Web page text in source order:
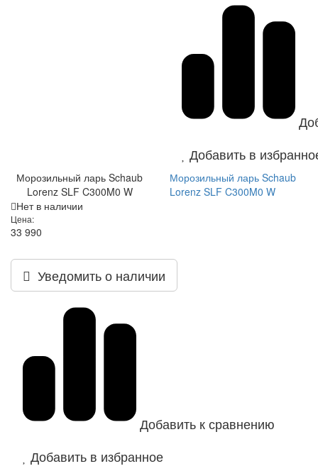
Добавить в
Морозильный ларь Schaub
Lorenz SLF C300M0 W
Морозильный ларь Schaub
Lorenz SLF C300M0 W
Нет в наличии
Цена:
33 990
Уведомить о наличии
Добавить к сравнению
Добавить в избранное